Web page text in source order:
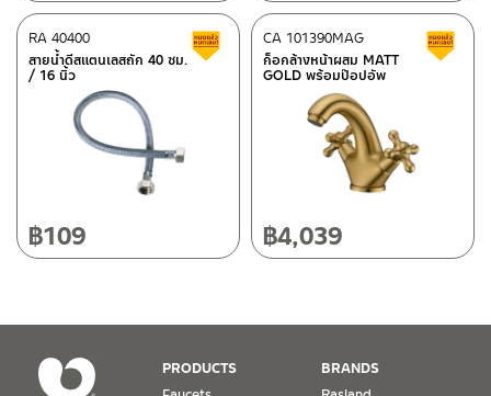
After Sales Service Center Chiangmai
118/33 Onsirin M.8, Sunpuloey, Doysaked, Chaingmai 50220
Tel: 080-075-2626
Operating Time
Monday – Friday 8:30-17:30 hrs.
Saturday 8:30-15:00 hrs.
Closed on Sunday and Special / Public Holidays
1. A proof of purchase, or seller’s receipt, shall be required
to validate product warranty which will be checked against
ติดต่อ ชาญไพบูลย์ / Contact Us Click Here
สายน้ำดีสแตนเลสถัก 40 ซม.
/ 16 นิ้ว
RA 40400 Clearance sale
฿109
ก็อกล้างหน้าผสม MATT
GOLD พร้อมป๊อปอัพ
CA 101390MAG
฿4,039
PRODUCTS
BRANDS